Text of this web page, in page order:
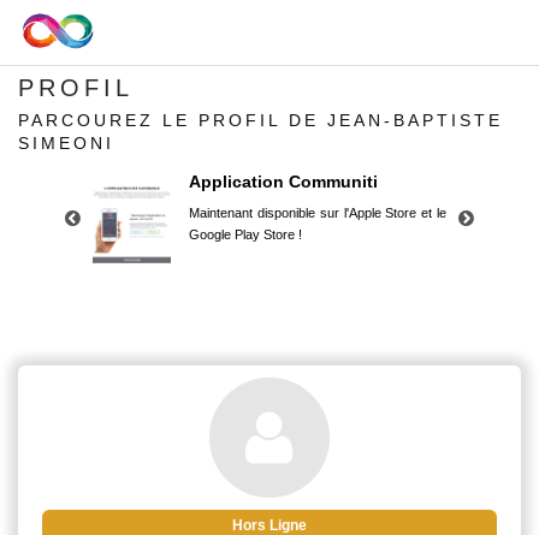
PROFIL
PARCOUREZ LE PROFIL DE JEAN-BAPTISTE
SIMEONI
Application Communiti
Maintenant disponible sur l'Apple Store et le
Google Play Store !
Google Play Store !
Hors Ligne